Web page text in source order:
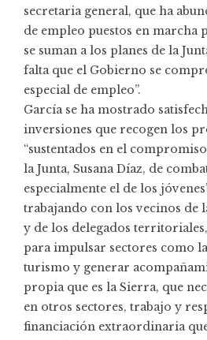
secretaria general, que ha
de empleo puestos en marcha
se suman a los planes de la
falta que el Gobierno se
especial de empleo”.
García se ha mostrado
inversiones que recogen los
“sustentados en el
la Junta, Susana Díaz, de
especialmente el de los
trabajando con los vecinos de
y de los delegados
para impulsar sectores como
turismo y generar
propia que es la Sierra, que
en otros sectores, trabajo y
financiación extraordinaria